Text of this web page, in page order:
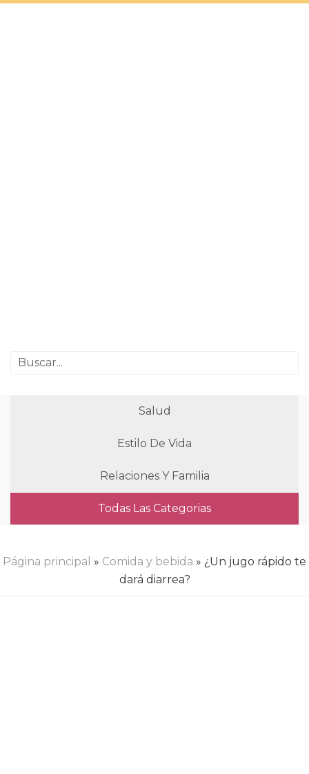
Salud
Estilo De Vida
Relaciones Y Familia
Todas Las Categorias
Página principal » Comida y bebida » ¿Un jugo rápido te
dará diarrea?